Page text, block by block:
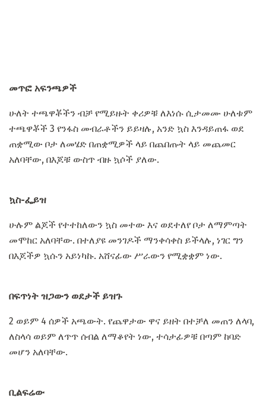
መጥፎ አፍንጫዎች
ሁለት ተጫዋቾችን ብቻ የሚይዙት ቀሪዎቹ ለእነሱ ሲታመሙ ሁለቱም
ተጫዋቾች 3 የንፋስ መብራቶችን ይይዛሉ, አንድ ኳስ እንዳይጠፋ ወደ
ጠቋሚው ቦታ ለመሄድ በጠቋሚዎች ላይ በጨበጡት ላይ መጨመር
አለባቸው, በእጆቹ ውስጥ ብዙ ኳሶች ያለው.
ኳስ-ፌይዝ
ሁሉም ልጆች የተተከለውን ኳስ መተው እና ወደተለየ ቦታ ለማምጣት
መሞከር አለባቸው. በተለያዩ መንገዶች ማንቀሳቀስ ይችላሉ, ነገር ግን
በእጆችዎ ኳሱን አይነካኩ. አሸናፊው ሥራውን የሚቋቋም ነው.
በፍጥነት ዝጋውን ወደታች ይዝጉ
2 ወይም 4 ሰዎች አጫውት. የጨዋታው ዋና ይዘት በተቻለ መጠን ለላባ,
ለስላሳ ወይም ለጥጥ ሰብል ለማቆየት ነው, ተሳታፊዎቹ በጣም ከባድ
መሆን አለባቸው.
ቢልፍሬው